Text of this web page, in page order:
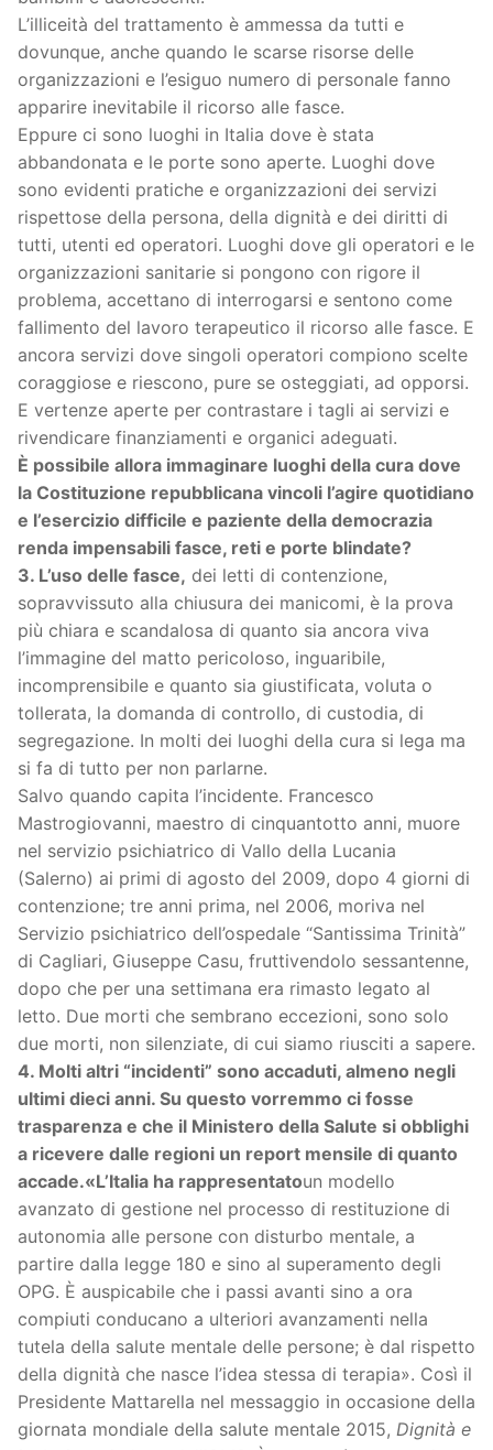
L’illiceità del trattamento è ammessa da tutti e
dovunque, anche quando le scarse risorse delle
organizzazioni e l’esiguo numero di personale fanno
apparire inevitabile il ricorso alle fasce.
Eppure ci sono luoghi in Italia dove è stata
abbandonata e le porte sono aperte. Luoghi dove
sono evidenti pratiche e organizzazioni dei servizi
rispettose della persona, della dignità e dei diritti di
tutti, utenti ed operatori. Luoghi dove gli operatori e le
organizzazioni sanitarie si pongono con rigore il
problema, accettano di interrogarsi e sentono come
fallimento del lavoro terapeutico il ricorso alle fasce. E
ancora servizi dove singoli operatori compiono scelte
coraggiose e riescono, pure se osteggiati, ad opporsi.
E vertenze aperte per contrastare i tagli ai servizi e
rivendicare finanziamenti e organici adeguati.
È possibile allora immaginare luoghi della cura dove
la Costituzione repubblicana vincoli l’agire quotidiano
e l’esercizio difficile e paziente della democrazia
renda impensabili fasce, reti e porte blindate?
3. L’uso delle fasce, dei letti di contenzione,
sopravvissuto alla chiusura dei manicomi, è la prova
più chiara e scandalosa di quanto sia ancora viva
l’immagine del matto pericoloso, inguaribile,
incomprensibile e quanto sia giustificata, voluta o
tollerata, la domanda di controllo, di custodia, di
segregazione. In molti dei luoghi della cura si lega ma
si fa di tutto per non parlarne.
Salvo quando capita l’incidente. Francesco
Mastrogiovanni, maestro di cinquantotto anni, muore
nel servizio psichiatrico di Vallo della Lucania
(Salerno) ai primi di agosto del 2009, dopo 4 giorni di
contenzione; tre anni prima, nel 2006, moriva nel
Servizio psichiatrico dell’ospedale “Santissima Trinità”
di Cagliari, Giuseppe Casu, fruttivendolo sessantenne,
dopo che per una settimana era rimasto legato al
letto. Due morti che sembrano eccezioni, sono solo
due morti, non silenziate, di cui siamo riusciti a sapere.
4. Molti altri “incidenti” sono accaduti, almeno negli
ultimi dieci anni. Su questo vorremmo ci fosse
trasparenza e che il Ministero della Salute si obblighi
a ricevere dalle regioni un report mensile di quanto
accade.«L’Italia ha rappresentatoun modello
avanzato di gestione nel processo di restituzione di
autonomia alle persone con disturbo mentale, a
partire dalla legge 180 e sino al superamento degli
OPG. È auspicabile che i passi avanti sino a ora
compiuti conducano a ulteriori avanzamenti nella
tutela della salute mentale delle persone; è dal rispetto
della dignità che nasce l’idea stessa di terapia». Così il
Presidente Mattarella nel messaggio in occasione della
giornata mondiale della salute mentale 2015, Dignità e